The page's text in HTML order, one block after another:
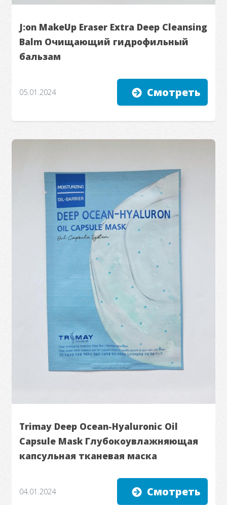
J:on MakeUp Eraser Extra Deep Cleansing
Balm Очищающий гидрофильный
бальзам
05.01.2024 Смотреть
Trimay Deep Ocean-Hyaluronic Oil
Capsule Mask Глубокоувлажняющая
капсульная тканевая маска
04.01.2024 Смотреть